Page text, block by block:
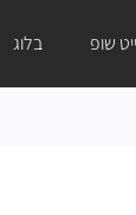
שופ בלוג